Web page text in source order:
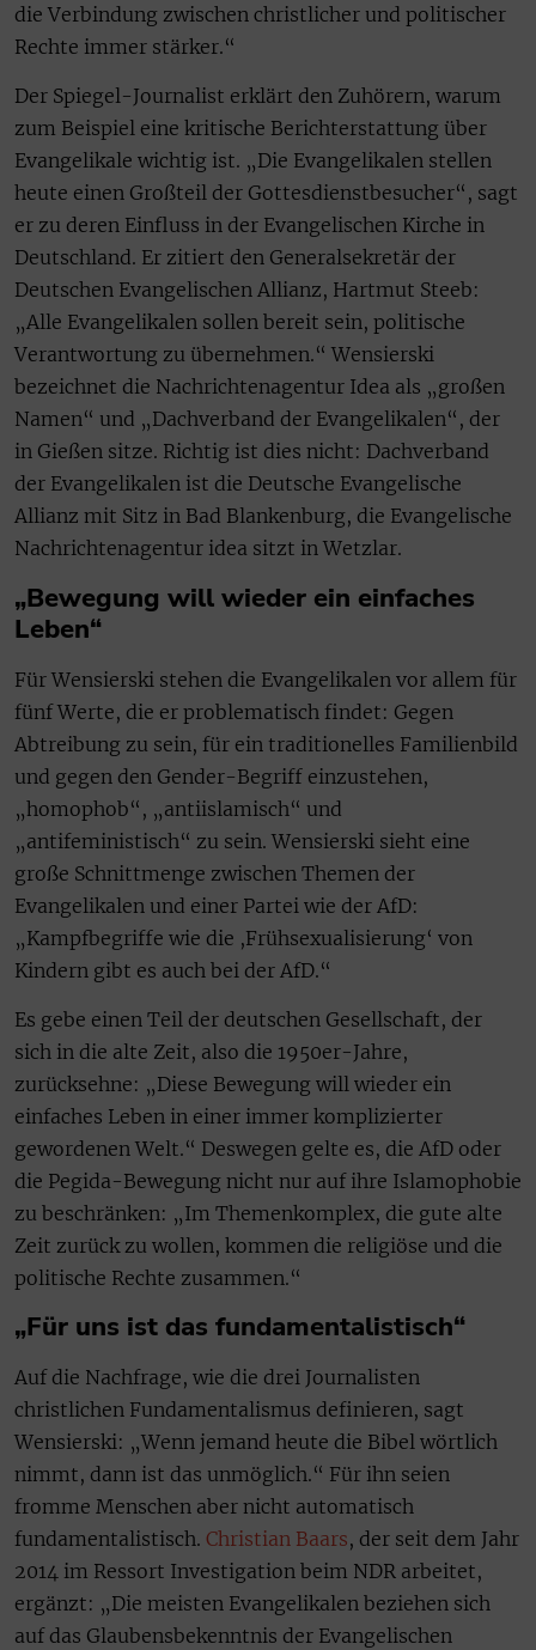
die Verbindung zwischen christlicher und politischer
Rechte immer stärker.“
Der Spiegel-Journalist erklärt den Zuhörern, warum
zum Beispiel eine kritische Berichterstattung über
Evangelikale wichtig ist. „Die Evangelikalen stellen
heute einen Großteil der Gottesdienstbesucher“, sagt
er zu deren Einfluss in der Evangelischen Kirche in
Deutschland. Er zitiert den Generalsekretär der
Deutschen Evangelischen Allianz, Hartmut Steeb:
„Alle Evangelikalen sollen bereit sein, politische
Verantwortung zu übernehmen.“ Wensierski
bezeichnet die Nachrichtenagentur Idea als „großen
Namen“ und „Dachverband der Evangelikalen“, der
in Gießen sitze. Richtig ist dies nicht: Dachverband
der Evangelikalen ist die Deutsche Evangelische
Allianz mit Sitz in Bad Blankenburg, die Evangelische
Nachrichtenagentur idea sitzt in Wetzlar.
„Bewegung will wieder ein einfaches
Leben“
Für Wensierski stehen die Evangelikalen vor allem für
fünf Werte, die er problematisch findet: Gegen
Abtreibung zu sein, für ein traditionelles Familienbild
und gegen den Gender-Begriff einzustehen,
„homophob“, „antiislamisch“ und
„antifeministisch“ zu sein. Wensierski sieht eine
große Schnittmenge zwischen Themen der
Evangelikalen und einer Partei wie der AfD:
„Kampfbegriffe wie die ,Frühsexualisierung‘ von
Kindern gibt es auch bei der AfD.“
Es gebe einen Teil der deutschen Gesellschaft, der
sich in die alte Zeit, also die 1950er-Jahre,
zurücksehne: „Diese Bewegung will wieder ein
einfaches Leben in einer immer komplizierter
gewordenen Welt.“ Deswegen gelte es, die AfD oder
die Pegida-Bewegung nicht nur auf ihre Islamophobie
zu beschränken: „Im Themenkomplex, die gute alte
Zeit zurück zu wollen, kommen die religiöse und die
politische Rechte zusammen.“
„Für uns ist das fundamentalistisch“
Auf die Nachfrage, wie die drei Journalisten
christlichen Fundamentalismus definieren, sagt
Wensierski: „Wenn jemand heute die Bibel wörtlich
nimmt, dann ist das unmöglich.“ Für ihn seien
fromme Menschen aber nicht automatisch
fundamentalistisch. Christian Baars, der seit dem Jahr
2014 im Ressort Investigation beim NDR arbeitet,
ergänzt: „Die meisten Evangelikalen beziehen sich
auf das Glaubensbekenntnis der Evangelischen